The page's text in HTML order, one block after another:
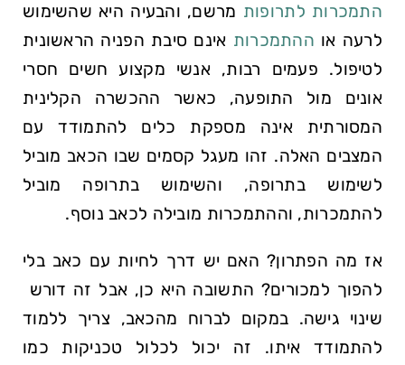
התמכרות לתרופות מרשם, והבעיה היא שהשימוש
לרעה ​או ההתמכרות אינם סיבת הפניה הראשונית
לטיפול.​ פעמים רבות, אנשי מקצוע חשים חסרי
אונים מול התופעה, כאשר ההכשרה ⁢הקלינית
המסורתית אינה מספקת כלים להתמודד עם
המצבים האלה. ‍זהו מעגל קסמים שבו הכאב מוביל
לשימוש ⁣בתרופה, והשימוש בתרופה מוביל
להתמכרות, וההתמכרות מובילה לכאב‍ נוסף.
אז מה הפתרון? האם יש⁢ דרך‌ לחיות עם כאב בלי
להפוך למכורים? התשובה היא כן, אבל זה דורש ​
שינוי גישה. במקום לברוח מהכאב, צריך ללמוד​
להתמודד איתו. זה יכול לכלול טכניקות כמו